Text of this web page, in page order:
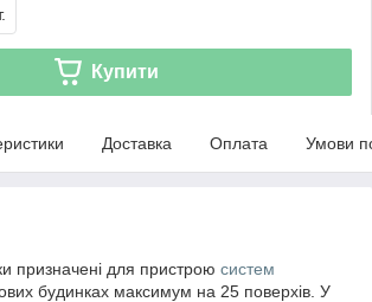
Купити
Доставка Оплата Умови
призначені для пристрою систем
будинках максимум на 25 поверхів. У